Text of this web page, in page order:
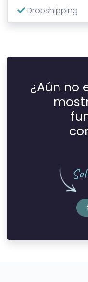
Dropshipping
¿Aún no